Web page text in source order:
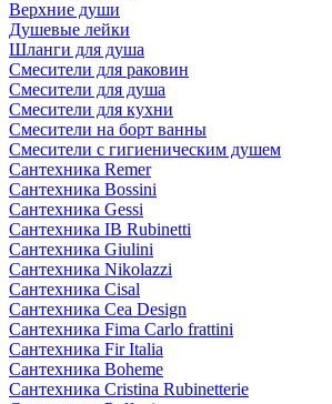
Верхние души
Душевые лейки
Шланги для душа
Смесители для раковин
Смесители для душа
Смесители для кухни
Смесители на борт ванны
Смесители с гигиеническим душем
Сантехника Remer
Сантехника Bossini
Сантехника Gessi
Сантехника IB Rubinetti
Сантехника Giulini
Сантехника Nikolazzi
Сантехника Cisal
Сантехника Cea Design
Сантехника Fima Carlo frattini
Сантехника Fir Italia
Сантехника Boheme
Сантехника Cristina Rubinetterie